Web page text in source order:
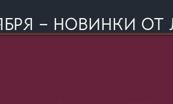
– НОВИНКИ ОТ